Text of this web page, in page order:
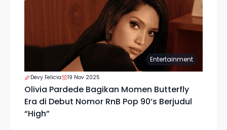
Entertainment
Devy Felicia 19 Nov 2025
Olivia Pardede Bagikan Momen Butterfly
Era di Debut Nomor RnB Pop 90’s Berjudul
“High”